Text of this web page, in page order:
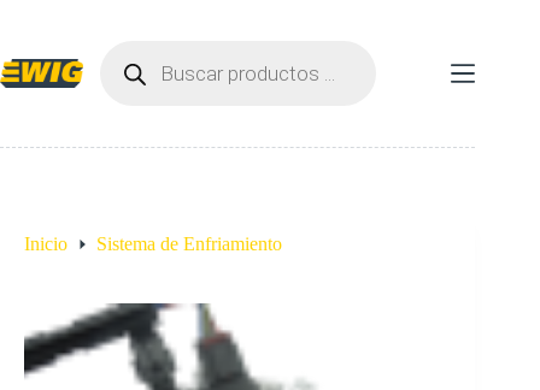
productos
Inicio Sistema de Enfriamiento